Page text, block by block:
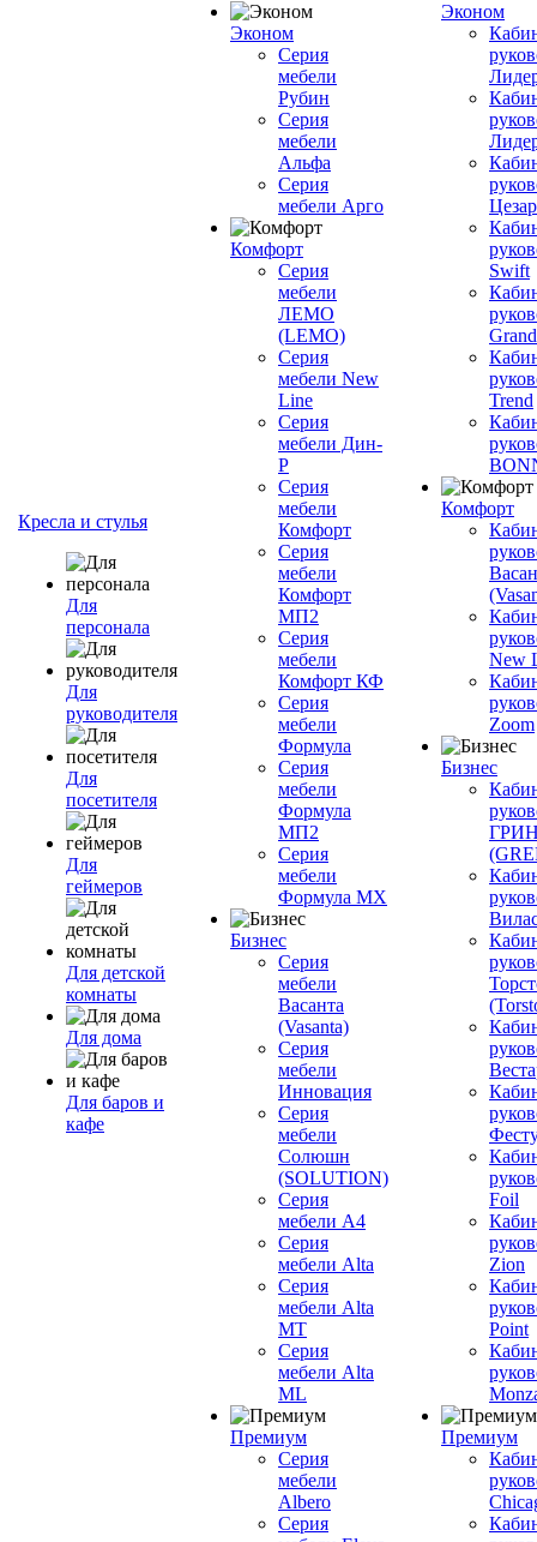
Кресла и стулья
Для
персонала
Для
руководителя
Для
посетителя
Для
геймеров
Для детской
комнаты
Для дома
Для баров и
кафе
Эконом
Серия
мебели
Рубин
Серия
мебели
Альфа
Серия
мебели Арго
Комфорт
Серия
мебели
ЛЕМО
(LEMO)
Серия
мебели New
Line
Серия
мебели Дин-
Р
Серия
мебели
Комфорт
Серия
мебели
Комфорт
МП2
Серия
мебели
Комфорт КФ
Серия
мебели
Формула
Серия
мебели
Формула
МП2
Серия
мебели
Формула МХ
Бизнес
Серия
мебели
Васанта
(Vasanta)
Серия
мебели
Инновация
Серия
мебели
Солюшн
(SOLUTION)
Серия
мебели A4
Серия
мебели Alta
Серия
мебели Alta
MT
Серия
мебели Alta
ML
Премиум
Серия
мебели
Albero
Серия
Эконом
Swift
Grand
Trend
Комфорт
New
Zoom
Бизнес
Foil
Zion
Point
Премиум